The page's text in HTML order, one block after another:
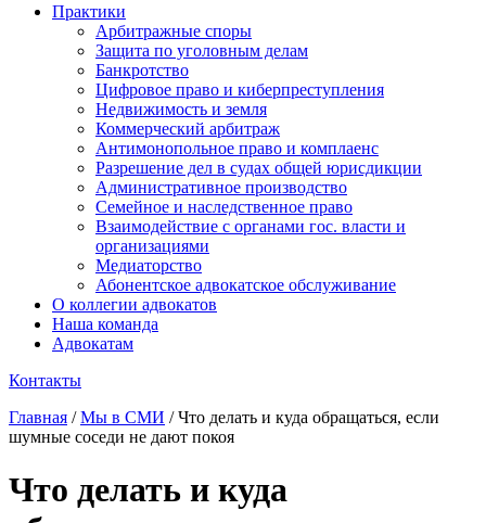
Практики
Арбитражные споры
Защита по уголовным делам
Банкротство
Цифровое право и киберпреступления
Недвижимость и земля
Коммерческий арбитраж
Антимонопольное право и комплаенс
Разрешение дел в судах общей юрисдикции
Административное производство
Семейное и наследственное право
Взаимодействие с органами гос. власти и
организациями
Медиаторство
Абонентское адвокатское обслуживание
О коллегии адвокатов
Наша команда
Адвокатам
Контакты
Главная /Мы в СМИ /Что делать и куда обращаться, если
шумные соседи не дают покоя
Что делать и куда